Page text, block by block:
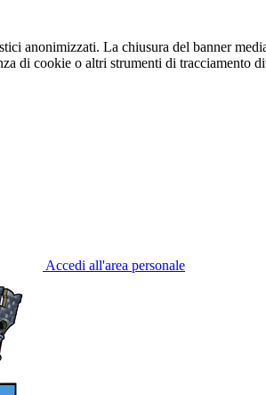
anonimizzati. La chiusura del banner
di cookie o altri strumenti di tracciamento
Accedi all'area personale